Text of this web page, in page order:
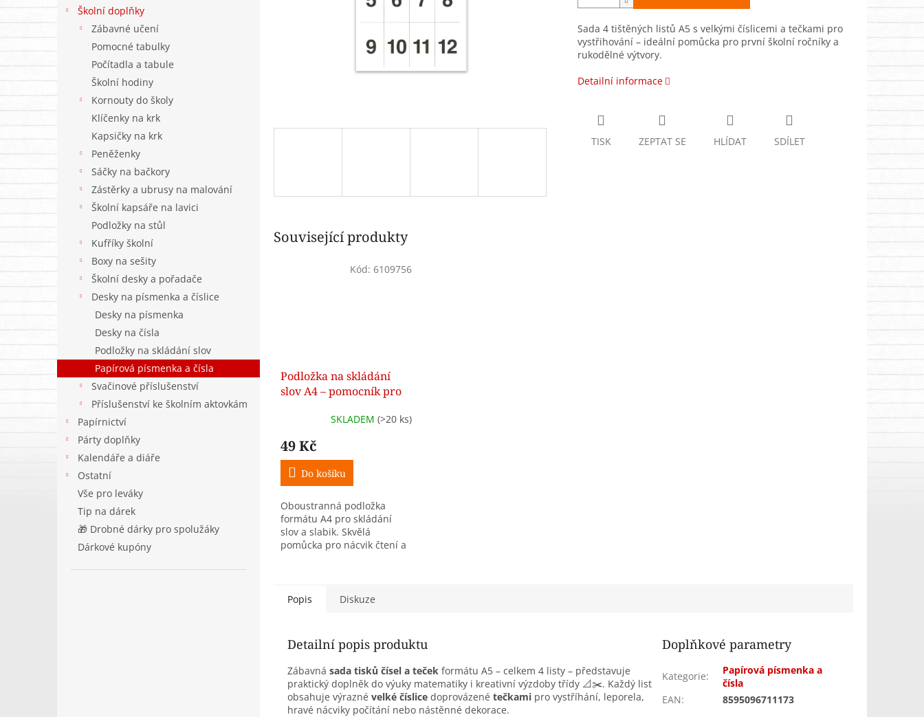
Školní doplňky
Zábavné učení
Pomocné tabulky
Počítadla a tabule
Školní hodiny
Kornouty do školy
Klíčenky na krk
Kapsičky na krk
Peněženky
Sáčky na bačkory
Zástěrky a ubrusy na malování
Školní kapsáře na lavici
Podložky na stůl
Kufříky školní
Boxy na sešity
Školní desky a pořadače
Desky na písmenka a číslice
Desky na písmenka
Desky na čísla
Podložky na skládání slov
Papírová písmenka a čísla
Svačinové příslušenství
Příslušenství ke školním aktovkám
Papírnictví
Párty doplňky
Kalendáře a diáře
Ostatní
Vše pro leváky
Tip na dárek
🎁 Drobné dárky pro spolužáky
Dárkové kupóny
Sada 4 tištěných listů A5 s velkými číslicemi a tečkami pro
vystřihování – ideální pomůcka pro první školní ročníky a
rukodělné výtvory.
Detailní informace
TISK ZEPTAT SE HLÍDAT SDÍLET
Související produkty
Podložka na skládání
slov A4 – pomocník pro
SKLADEM (>20 ks)
49 Kč
Do košíku
Oboustranná podložka
formátu A4 pro skládání
slov a slabik. Skvělá
pomůcka pro nácvik čtení a
Kód: 6109756
Popis Diskuze
Detailní popis produktu
Zábavná sada tisků čísel a teček formátu A5 – celkem 4 listy – představuje
praktický doplněk do výuky matematiky i kreativní výzdoby třídy 📐✂️. Každý list
obsahuje výrazné velké číslice doprovázené tečkami pro vystříhání, leporela,
hravé nácviky počítání nebo nástěnné dekorace.
Doplňkové parametry
Kategorie:
Papírová písmenka a
čísla
EAN: 8595096711173